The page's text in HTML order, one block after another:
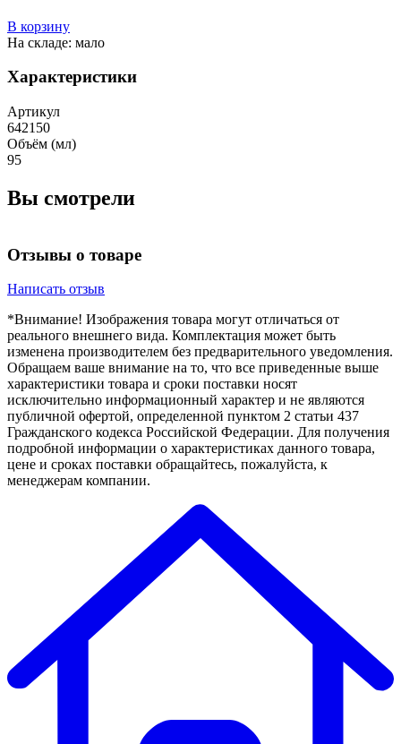
В корзину
На складе: мало
Характеристики
Артикул
642150
Объём (мл)
95
Вы смотрели
Отзывы о товаре
Написать отзыв
*Внимание! Изображения товара могут отличаться от
реального внешнего вида. Комплектация может быть
изменена производителем без предварительного уведомления.
Обращаем ваше внимание на то, что все приведенные выше
характеристики товара и сроки поставки носят
исключительно информационный характер и не являются
публичной офертой, определенной пунктом 2 статьи 437
Гражданского кодекса Российской Федерации. Для получения
подробной информации о характеристиках данного товара,
цене и сроках поставки обращайтесь, пожалуйста, к
менеджерам компании.